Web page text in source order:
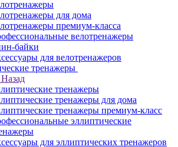
для дома
премиум-класса
велотренажеры
байки
для велотренажеров
тренажеры
Назад
тренажеры
тренажеры для дома
тренажеры премиум-класс
эллиптические
для эллиптических тренажеров